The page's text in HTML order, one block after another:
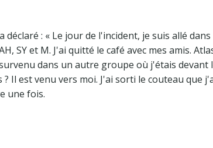
déclaré : « Le jour de l'incident, je suis allé
SY et M. J'ai quitté le café avec mes amis.
dans un autre groupe où j'étais devant
Il est venu vers moi. J'ai sorti le couteau que
une fois.